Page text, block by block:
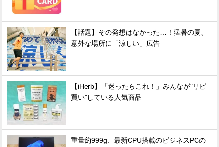
【話題】その発想はなかった…！猛暑の夏、
意外な場所に「涼しい」広告
【iHerb】「迷ったらこれ！」みんなが"リピ
買い"している人気商品
重量約999g、最新CPU搭載のビジネスPCの